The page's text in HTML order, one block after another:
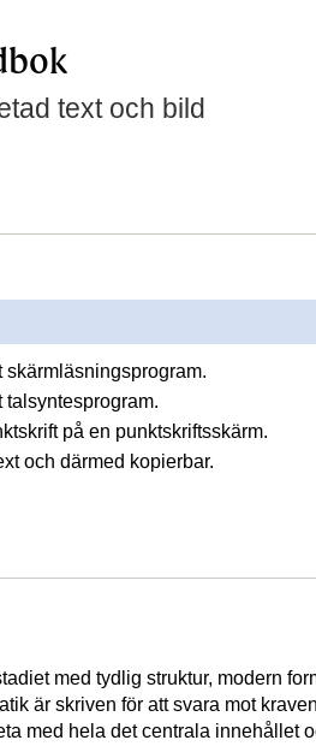
text och bild
skärmläsningsprogram.
talsyntesprogram.
på en punktskriftsskärm.
och därmed kopierbar.
med tydlig struktur, modern
är skriven för att svara mot
med hela det centrala innehållet